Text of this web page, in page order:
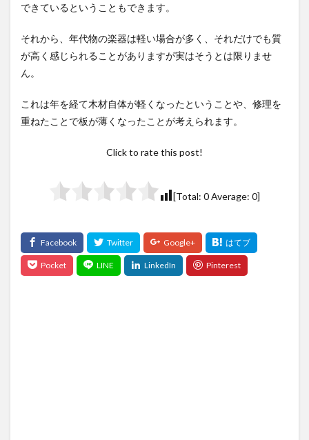
できているということもできます。
それから、年代物の楽器は軽い場合が多く、それだけでも質
が高く感じられることがありますが実はそうとは限りませ
ん。
これは年を経て木材自体が軽くなったということや、修理を
重ねたことで板が薄くなったことが考えられます。
Click to rate this post!
[Total: 0Average: 0]